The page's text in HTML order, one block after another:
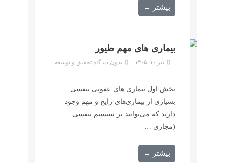
بیشتر →
بیماری های مهم طیور
تیر ۱۰, ۱۴۰۵ بدون دیدگاه تحقیق و توسعه
بخش اول بیماری های عفونی تنفسی
بسیاری از بیماری‌های رایج و مهم وجود
دارند که می‌توانند بر سیستم تنفسی
(مجاری …
بیشتر →